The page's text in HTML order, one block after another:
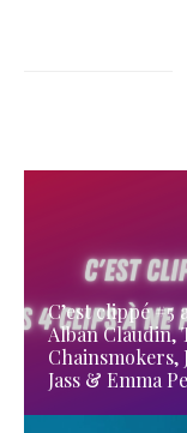
C’est clippé #5
Alban Claudin,
Chainsmokers,
Jass & Emma